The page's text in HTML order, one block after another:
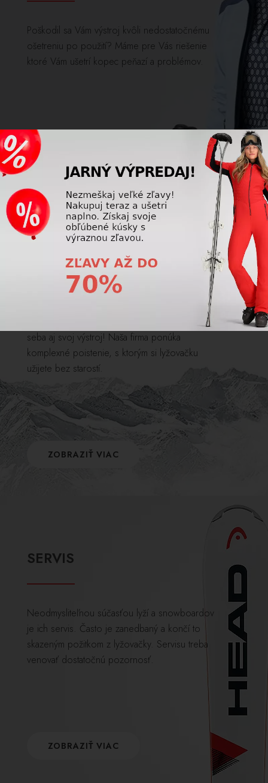
Poškodil sa Vám výstroj kvôli nedostatočnému
ošetreniu po použití? Máme pre Vás riešenie
ktoré Vám ušetrí kopec peňazí a problémov.
ZOBRAZIŤ VIAC
POISTENIE
seba aj svoj výstroj! Naša firma ponúka
komplexné poistenie, s ktorým si lyžovačku
užijete bez starostí.
ZOBRAZIŤ VIAC
SERVIS
Neodmysliteľnou súčasťou lyží a snowboardov
je ich servis. Často je zanedbaný a končí to
skazeným požitkom z lyžovačky. Servisu treba
venovať dostatočnú pozornosť.
ZOBRAZIŤ VIAC